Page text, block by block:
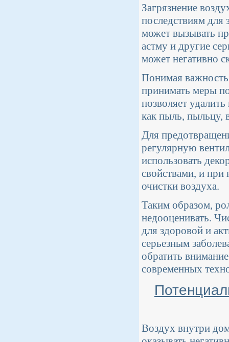
Загрязнение
последствиям для
может вызывать
астму и другие
может негативно
Понимая важность
принимать меры
позволяет
как пыль, пыльцу,
Для
регулярную
использовать
свойствами, и при
очистки воздуха.
Таким образом,
недооценивать.
для здоровой и
серьезным
обратить
современных
Воздух внутри